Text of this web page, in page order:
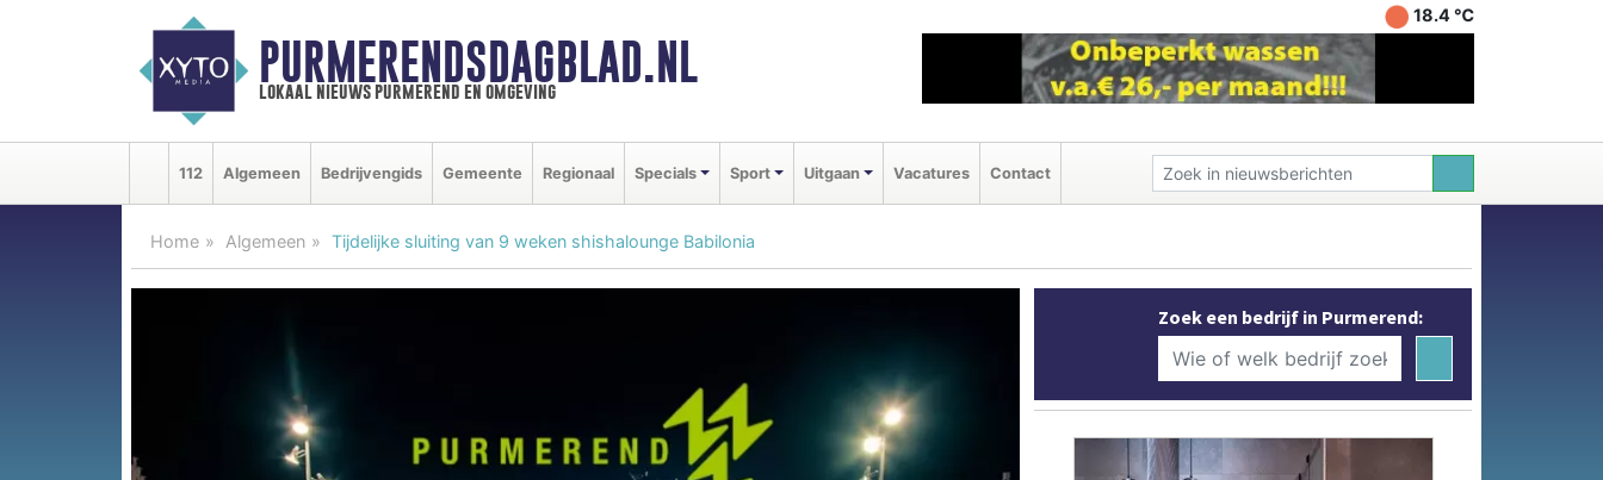
PURMERENDSDAGBLAD.NL
lokaal nieuws purmerend en omgeving
18.4 ℃
112 Algemeen Bedrijvengids Gemeente Regionaal Specials Sport Uitgaan Vacatures Contact
Home Algemeen Tijdelijke sluiting van 9 weken shishalounge Babilonia
Zoek een bedrijf in Purmerend: